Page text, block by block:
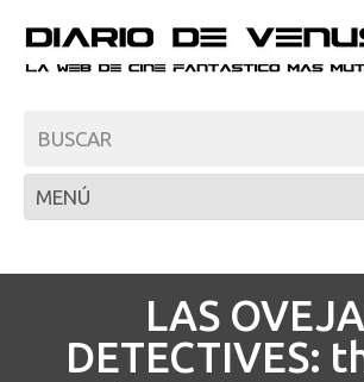
LAS
DETECTIVES: